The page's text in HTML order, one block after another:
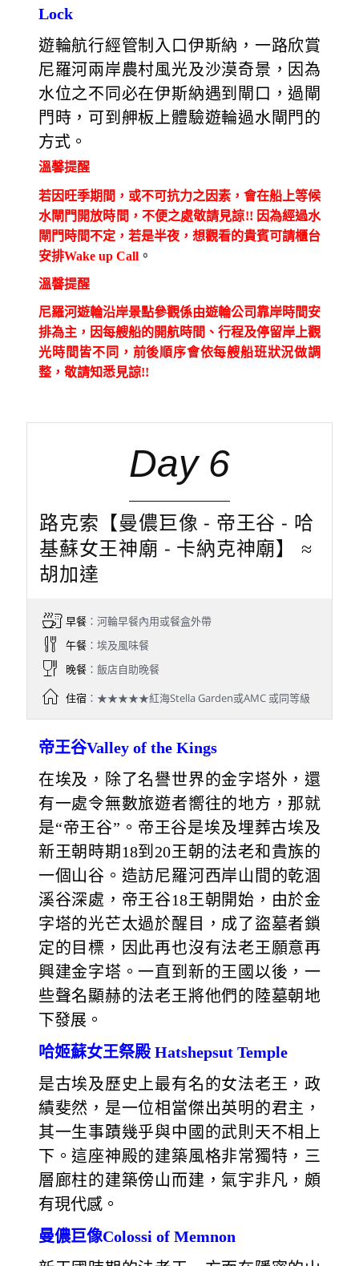
Lock
遊輪航行經管制入口伊斯納，一路欣賞
尼羅河兩岸農村風光及沙漠奇景，因為
水位之不同必在伊斯納遇到閘口，過閘
門時，可到舺板上體驗遊輪過水閘門的
方式。
溫馨提醒
若因旺季期間，或不可抗力之因素，會在船上等候
水閘門開放時間，不便之處敬請見諒!! 因為經過水
閘門時間不定，若是半夜，想觀看的貴賓可請櫃台
安排Wake up Call。
溫韾提醒
尼羅河遊輪沿岸景點參觀係由遊輪公司靠岸時間安
排為主，因每艘船的開航時間、行程及停留岸上觀
光時間皆不同，前後順序會依每艘船班狀況做調
整，敬請知悉見諒!!
Day 6
路克索【曼儂巨像 - 帝王谷 - 哈
基蘇女王神廟 - 卡納克神廟】 ≈
胡加達
早餐：河輪早餐內用或餐盒外帶
午餐：埃及風味餐
晚餐：飯店自助晚餐
住宿：★★★★★紅海Stella Garden或AMC 或同等級
帝王谷Valley of the Kings
在埃及，除了名譽世界的金字塔外，還
有一處令無數旅遊者嚮往的地方，那就
是“帝王谷”。帝王谷是埃及埋葬古埃及
新王朝時期18到20王朝的法老和貴族的
一個山谷。造訪尼羅河西岸山間的乾涸
溪谷深處，帝王谷18王朝開始，由於金
字塔的光芒太過於醒目，成了盜墓者鎖
定的目標，因此再也沒有法老王願意再
興建金字塔。一直到新的王國以後，一
些聲名顯赫的法老王將他們的陸墓朝地
下發展。
哈姬蘇女王祭殿 Hatshepsut Temple
是古埃及歷史上最有名的女法老王，政
績斐然，是一位相當傑出英明的君主，
其一生事蹟幾乎與中國的武則天不相上
下。這座神殿的建築風格非常獨特，三
層廊柱的建築傍山而建，氣宇非凡，頗
有現代感。
曼儂巨像Colossi of Memnon